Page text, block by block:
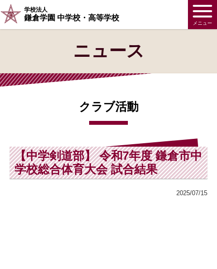
学校法人
鎌倉学園 中学校・高等学校
メニュー
ニュース
クラブ活動
【中学剣道部】 令和7年度 鎌倉市中
学校総合体育大会 試合結果
2025/07/15